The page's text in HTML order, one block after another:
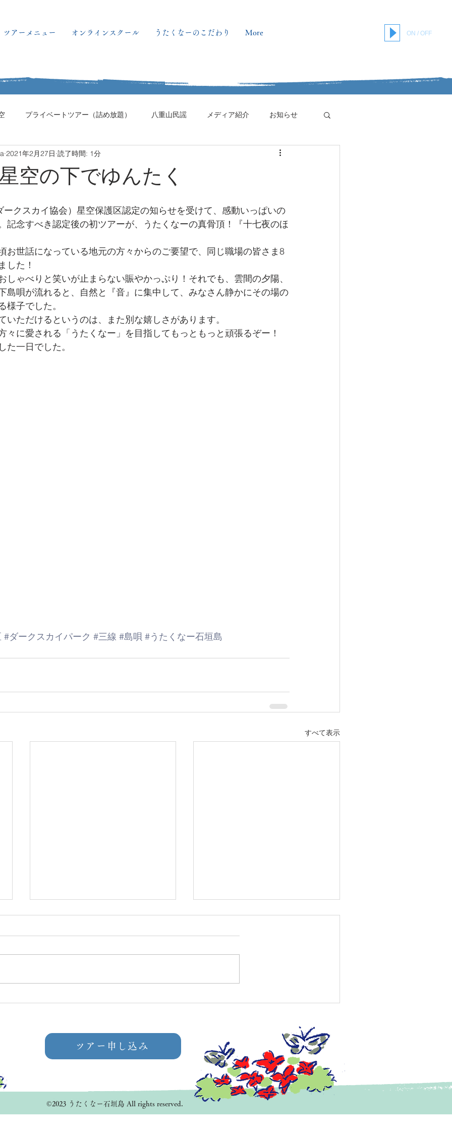
ツアーメニュー オンラインスクール うたくなーのこだわり More ON / OFF
プライベートツアー（詰め放題） 八重山民謡 メディア紹介 お知らせ
空の下でゆんたく
2021年2月27日 読了時間: 1分
ークスカイ協会）星空保護区認定の知らせを受けて、感動いっぱいの
記念すべき認定後の初ツアーが、うたくなーの真骨頂！『十七夜のほ
お世話になっている地元の方々からのご要望で、同じ職場の皆さま8
した！
しゃべりと笑いが止まらない賑やかっぷり！それでも、雲間の夕陽、
島唄が流れると、自然と『音』に集中して、みなさん静かにその場の
様子でした。
いただけるというのは、また別な嬉しさがあります。
々に愛される「うたくなー」を目指してもっともっと頑張るぞー！
た一日でした。
#ダークスカイパーク #三線 #島唄 #うたくなー石垣島
すべて表示
ツアー申し込み
©2023 うたくなー石垣島 All rights reserved.